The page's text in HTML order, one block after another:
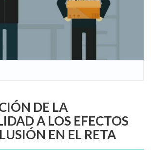
DE LA
A LOS EFECTOS
EN EL RETA